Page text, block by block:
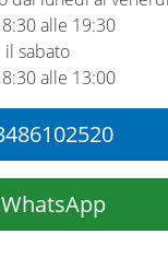
alle 19:30
il sabato
alle 13:00